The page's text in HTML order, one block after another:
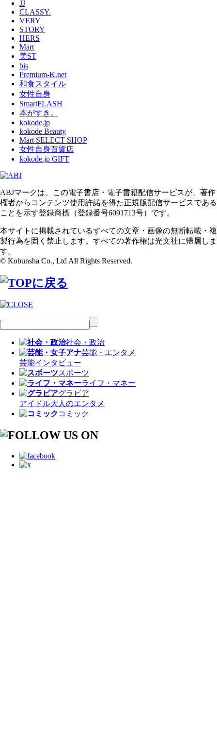
JJ
CLASSY.
VERY
STORY
HERS
Mart
美ST
bis
Premium-K.net
和食スタイル
女性自身
SmartFLASH
本がすき。
kokode.jp
kokode Beauty
Mart SELECT SHOP
女性自身百貨店
kokode.jp GIFT
ABJマークは、この電子書店・電子書籍配信サービスが、著作
権者からコンテンツ使用許諾を得た正規版配信サービスである
ことを示す登録商標（登録番号6091713号）です。
本サイトに掲載されているすべての文章・画像の無断転載・複
製行為を固く禁止します。すべての著作権は光文社に帰属しま
す。
© Kobunsha Co., Ltd All Rights Reserved.
社会・政治
芸能・エンタメ
芸能インタビュー
スポーツ
ライフ・マネー
グラビア
アイドル大人のエンタメ
コミック